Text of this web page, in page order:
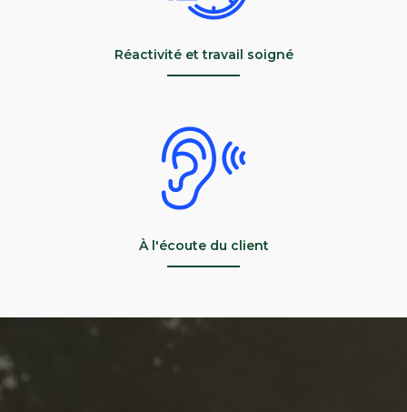
Réactivité et travail soigné
À l'écoute du client